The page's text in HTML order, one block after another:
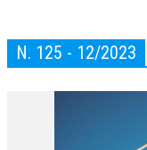
N. 125 - 12/2023